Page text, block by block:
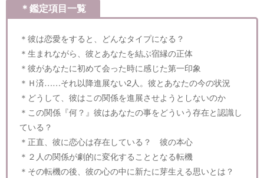
＊鑑定項目一覧
＊彼は恋愛をすると、どんなタイプになる？
＊生まれながら、彼とあなたを結ぶ宿縁の正体
＊彼があなたに初めて会った時に感じた第一印象
＊Ｈ済……それ以降進展ない2人。彼とあなたの今の状況
＊どうして、彼はこの関係を進展させようとしないのか
＊この関係『何？』彼はあなたの事をどういう存在と認識し
ている？
＊正直、彼に恋心は存在している？ 彼の本心
＊２人の関係が劇的に変化することとなる転機
＊その転機の後、彼の心の中に新たに芽生える思いとは？